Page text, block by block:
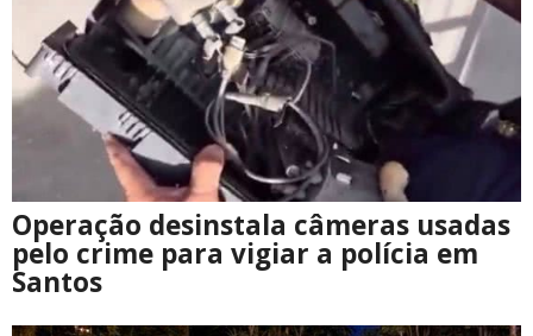
Operação desinstala câmeras usadas
pelo crime para vigiar a polícia em
Santos